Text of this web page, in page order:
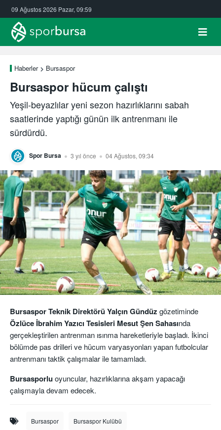
09 Ağustos 2026 Pazar, 09:59
Haberler Bursaspor
Bursaspor hücum çalıştı
Yeşil-beyazlılar yeni sezon hazırlıklarını sabah
saatlerinde yaptığı günün ilk antrenmanı ile
sürdürdü.
Spor Bursa 3 yıl önce 04 Ağustos, 09:34
Bursaspor Teknik Direktörü Yalçın Gündüz gözetiminde
Özlüce İbrahim Yazıcı Tesisleri Mesut Şen Sahasında
gerçekleştirilen antrenman ısınma hareketleriyle başladı. İkinci
bölümde pas drilleri ve hücum varyasyonları yapan futbolcular
antrenmanı taktik çalışmalar ile tamamladı.
Bursasporluoyuncular, hazırlıklarına akşam yapacağı
çalışmayla devam edecek.
Bursaspor Bursaspor Kulübü